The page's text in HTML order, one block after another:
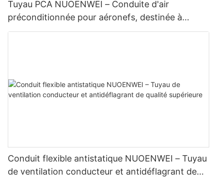
Tuyau PCA NUOENWEI – Conduite d'air
préconditionnée pour aéronefs, destinée à
l'assistance au sol aéroportuaire | Certifié ISO et
Conduit flexible antistatique NUOENWEI – Tuyau
de ventilation conducteur et antidéflagrant de